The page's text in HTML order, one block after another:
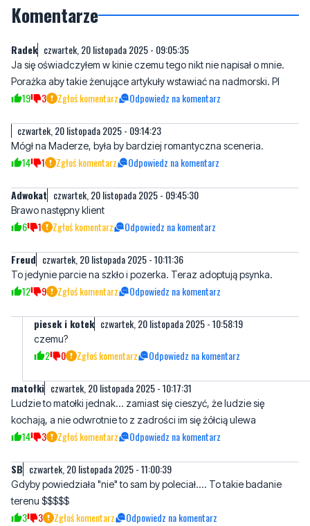
Komentarze
Radek czwartek, 20 listopada 2025 - 09:05:35
Ja się oświadczyłem w kinie czemu tego nikt nie napisał o mnie.
Porażka aby takie żenujące artykuły wstawiać na nadmorski. Pl
19 3 Zgłoś komentarz Odpowiedz na komentarz
czwartek, 20 listopada 2025 - 09:14:23
Mógł na Maderze, była by bardziej romantyczna sceneria.
14 1 Zgłoś komentarz Odpowiedz na komentarz
Adwokat czwartek, 20 listopada 2025 - 09:45:30
Brawo następny klient
6 1 Zgłoś komentarz Odpowiedz na komentarz
Freud czwartek, 20 listopada 2025 - 10:11:36
To jedynie parcie na szkło i pozerka. Teraz adoptują psynka.
12 9 Zgłoś komentarz Odpowiedz na komentarz
piesek i kotek czwartek, 20 listopada 2025 - 10:58:19
czemu?
2 0 Zgłoś komentarz Odpowiedz na komentarz
matołki czwartek, 20 listopada 2025 - 10:17:31
Ludzie to matołki jednak... zamiast się cieszyć, że ludzie się
kochają, a nie odwrotnie to z zadrości im się żółcią ulewa
14 3 Zgłoś komentarz Odpowiedz na komentarz
SB czwartek, 20 listopada 2025 - 11:00:39
Gdyby powiedziała "nie" to sam by poleciał.... To takie badanie
terenu $$$$$
3 3 Zgłoś komentarz Odpowiedz na komentarz